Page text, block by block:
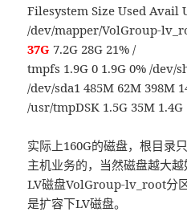
Filesystem Size Used Avail
/dev/mapper/VolGroup-
37G 7.2G 28G 21% /
tmpfs 1.9G 0 1.9G 0% /dev/
/dev/sda1 485M 62M 398M
/usr/tmpDSK 1.5G 35M
实际上160G的磁盘，根目录
主机业务的，当然磁盘越大
LV磁盘VolGroup-lv_root分
是扩容下LV磁盘。